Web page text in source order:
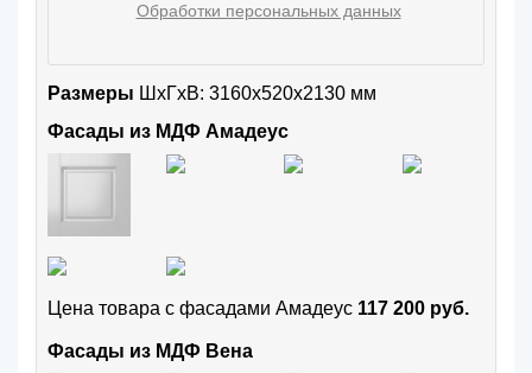
Обработки персональных данных
Размеры ШxГхВ: 3160x520x2130 мм
Фасады из МДФ Амадеус
Цена товара с фасадами Амадеус 117 200 руб.
Фасады из МДФ Вена